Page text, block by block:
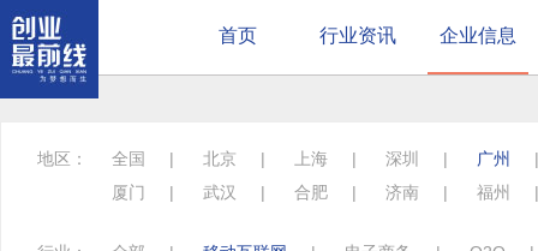
首页 行业资讯 企业信息
地区： 全国 | 北京 | 上海 | 深圳 | 广州
厦门
| 武汉 | 合肥 | 济南 | 福州